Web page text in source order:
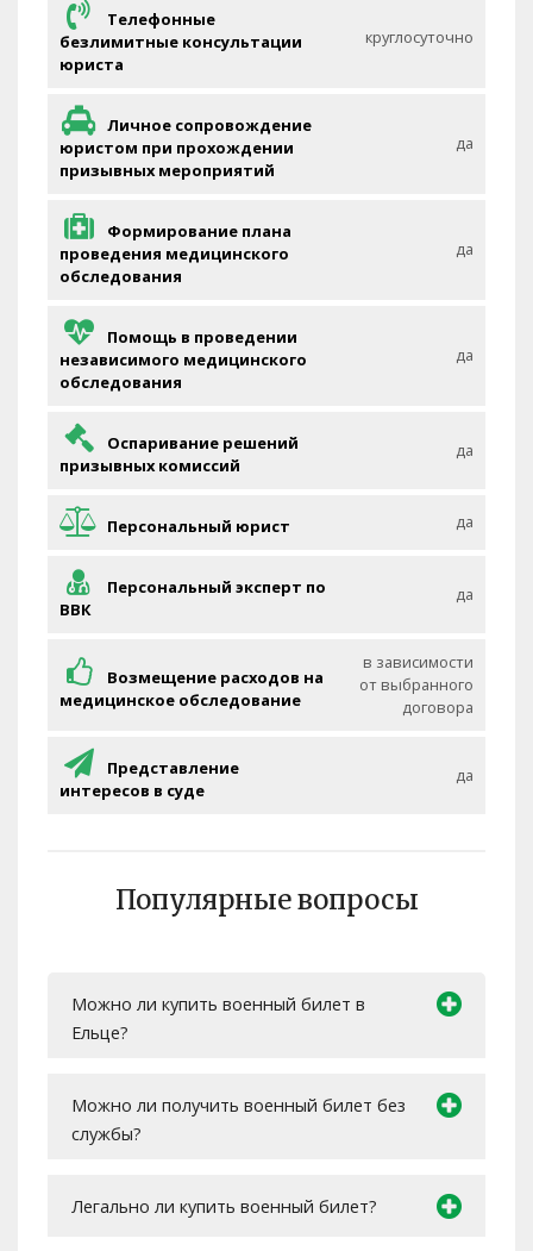
Телефонные
безлимитные консультации
юриста
круглосуточно
Личное сопровождение
юристом при прохождении
призывных мероприятий
да
Формирование плана
проведения медицинского
обследования
да
Помощь в проведении
независимого медицинского
обследования
да
Оспаривание решений
призывных комиссий
да
Персональный юрист да
Персональный эксперт по
ВВК
да
Возмещение расходов на
медицинское обследование
в зависимости
от выбранного
договора
Представление
интересов в суде
да
Популярные вопросы
Можно ли купить военный билет в
Ельце?
Можно ли получить военный билет без
службы?
Легально ли купить военный билет?